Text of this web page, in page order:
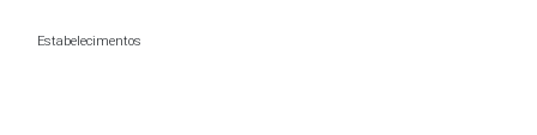
Estabelecimentos